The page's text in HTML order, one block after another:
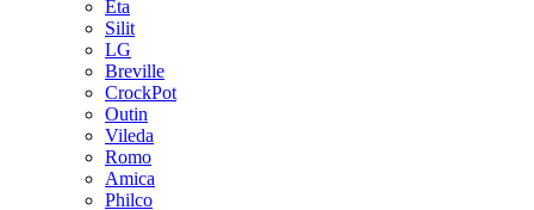
Eta
Silit
LG
Breville
CrockPot
Outin
Vileda
Romo
Amica
Philco